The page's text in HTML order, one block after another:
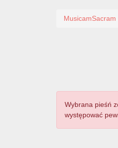
MusicamSacram
Wybrana pieśń
występować